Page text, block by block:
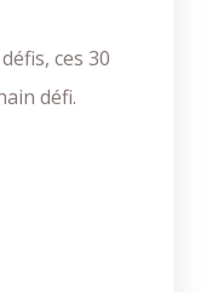
ces 30
défi.